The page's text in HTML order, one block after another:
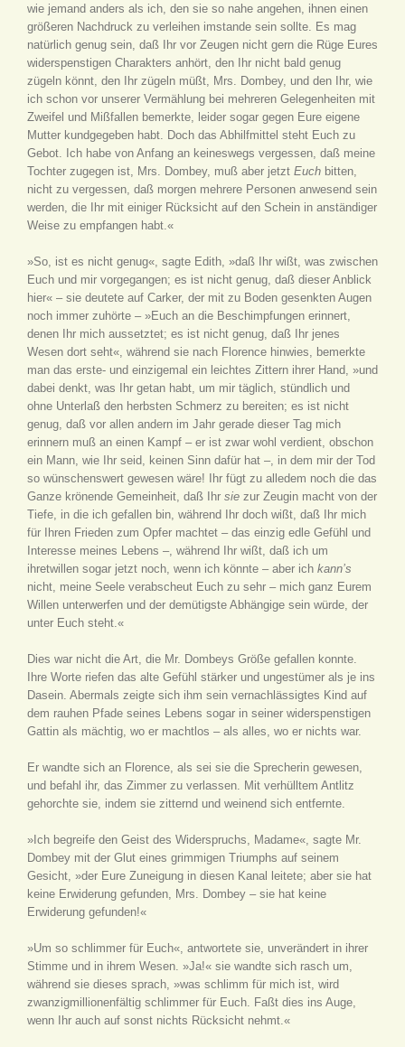
wie jemand anders als ich, den sie so nahe angehen, ihnen einen
größeren Nachdruck zu verleihen imstande sein sollte. Es mag
natürlich genug sein, daß Ihr vor Zeugen nicht gern die Rüge Eures
widerspenstigen Charakters anhört, den Ihr nicht bald genug
zügeln könnt, den Ihr zügeln müßt, Mrs. Dombey, und den Ihr, wie
ich schon vor unserer Vermählung bei mehreren Gelegenheiten mit
Zweifel und Mißfallen bemerkte, leider sogar gegen Eure eigene
Mutter kundgegeben habt. Doch das Abhilfmittel steht Euch zu
Gebot. Ich habe von Anfang an keineswegs vergessen, daß meine
Tochter zugegen ist, Mrs. Dombey, muß aber jetzt Euch bitten,
nicht zu vergessen, daß morgen mehrere Personen anwesend sein
werden, die Ihr mit einiger Rücksicht auf den Schein in anständiger
Weise zu empfangen habt.«
»So, ist es nicht genug«, sagte Edith, »daß Ihr wißt, was zwischen
Euch und mir vorgegangen; es ist nicht genug, daß dieser Anblick
hier« – sie deutete auf Carker, der mit zu Boden gesenkten Augen
noch immer zuhörte – »Euch an die Beschimpfungen erinnert,
denen Ihr mich aussetztet; es ist nicht genug, daß Ihr jenes
Wesen dort seht«, während sie nach Florence hinwies, bemerkte
man das erste- und einzigemal ein leichtes Zittern ihrer Hand, »und
dabei denkt, was Ihr getan habt, um mir täglich, stündlich und
ohne Unterlaß den herbsten Schmerz zu bereiten; es ist nicht
genug, daß vor allen andern im Jahr gerade dieser Tag mich
erinnern muß an einen Kampf – er ist zwar wohl verdient, obschon
ein Mann, wie Ihr seid, keinen Sinn dafür hat –, in dem mir der Tod
so wünschenswert gewesen wäre! Ihr fügt zu alledem noch die das
Ganze krönende Gemeinheit, daß Ihr sie zur Zeugin macht von der
Tiefe, in die ich gefallen bin, während Ihr doch wißt, daß Ihr mich
für Ihren Frieden zum Opfer machtet – das einzig edle Gefühl und
Interesse meines Lebens –, während Ihr wißt, daß ich um
ihretwillen sogar jetzt noch, wenn ich könnte – aber ich kann’s
nicht, meine Seele verabscheut Euch zu sehr – mich ganz Eurem
Willen unterwerfen und der demütigste Abhängige sein würde, der
unter Euch steht.«
Dies war nicht die Art, die Mr. Dombeys Größe gefallen konnte.
Ihre Worte riefen das alte Gefühl stärker und ungestümer als je ins
Dasein. Abermals zeigte sich ihm sein vernachlässigtes Kind auf
dem rauhen Pfade seines Lebens sogar in seiner widerspenstigen
Gattin als mächtig, wo er machtlos – als alles, wo er nichts war.
Er wandte sich an Florence, als sei sie die Sprecherin gewesen,
und befahl ihr, das Zimmer zu verlassen. Mit verhülltem Antlitz
gehorchte sie, indem sie zitternd und weinend sich entfernte.
»Ich begreife den Geist des Widerspruchs, Madame«, sagte Mr.
Dombey mit der Glut eines grimmigen Triumphs auf seinem
Gesicht, »der Eure Zuneigung in diesen Kanal leitete; aber sie hat
keine Erwiderung gefunden, Mrs. Dombey – sie hat keine
Erwiderung gefunden!«
»Um so schlimmer für Euch«, antwortete sie, unverändert in ihrer
Stimme und in ihrem Wesen. »Ja!« sie wandte sich rasch um,
während sie dieses sprach, »was schlimm für mich ist, wird
zwanzigmillionenfältig schlimmer für Euch. Faßt dies ins Auge,
wenn Ihr auch auf sonst nichts Rücksicht nehmt.«